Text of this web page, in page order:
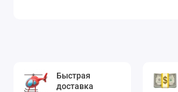
Быстрая
доставка